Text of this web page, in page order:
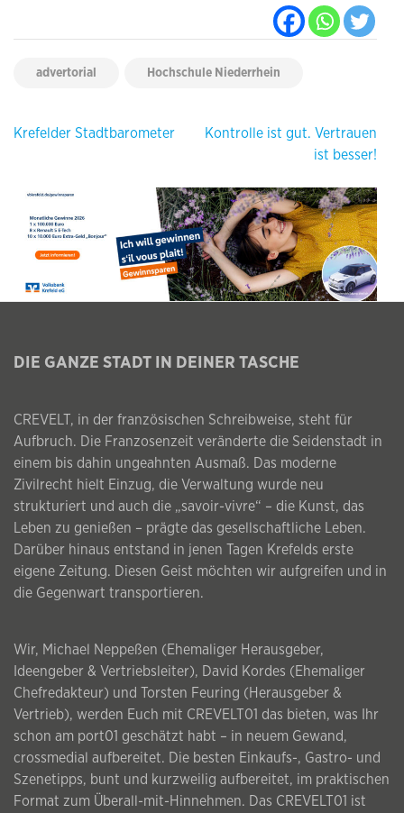
advertorial Hochschule Niederrhein
Beitragsnavigation
Krefelder Stadtbarometer
Kontrolle ist gut. Vertrauen
ist besser!
DIE GANZE STADT IN DEINER TASCHE
CREVELT, in der französischen Schreibweise, steht für
Aufbruch. Die Franzosenzeit veränderte die Seidenstadt in
einem bis dahin ungeahnten Ausmaß. Das moderne
Zivilrecht hielt Einzug, die Verwaltung wurde neu
strukturiert und auch die „savoir-vivre“ – die Kunst, das
Leben zu genießen – prägte das gesellschaftliche Leben.
Darüber hinaus entstand in jenen Tagen Krefelds erste
eigene Zeitung. Diesen Geist möchten wir aufgreifen und in
die Gegenwart transportieren.
Wir, Michael Neppeßen (Ehemaliger Herausgeber,
Ideengeber & Vertriebsleiter), David Kordes (Ehemaliger
Chefredakteur) und Torsten Feuring (Herausgeber &
Vertrieb), werden Euch mit CREVELT01 das bieten, was Ihr
schon am port01 geschätzt habt – in neuem Gewand,
crossmedial aufbereitet. Die besten Einkaufs-, Gastro- und
Szenetipps, bunt und kurzweilig aufbereitet, im praktischen
Format zum Überall-mit-Hinnehmen. Das CREVELT01 ist